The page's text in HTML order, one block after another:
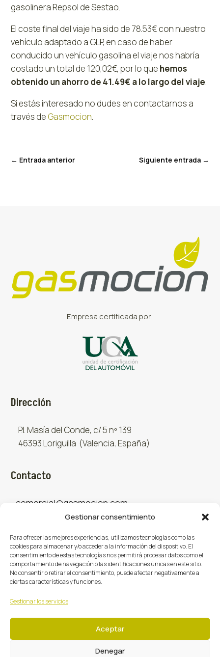
Gestionar consentimiento
Para ofrecer las mejores experiencias, utilizamos tecnologías como las
cookies para almacenar y/o acceder a la información del dispositivo. El
consentimiento de estas tecnologías nos permitirá procesar datos como el
comportamiento de navegación o las identificaciones únicas en este sitio.
No consentir o retirar el consentimiento, puede afectar negativamente a
ciertas características y funciones.
Gestionar los servicios
Aceptar
Denegar
gasolinera Repsol de Sestao.
El coste final del viaje ha sido de 78.53€ con nuestro
vehículo adaptado a GLP, en caso de haber
conducido un vehículo gasolina el viaje nos habría
costado un total de 120,02€, por lo que hemos
obtenido un ahorro de 41.49€ a lo largo del viaje
Si estás interesado no dudes en contactarnos a
través de Gasmocion
← Entrada anterior Siguiente entrada→
Empresa certificada por:
Dirección
P.I. Masía del Conde, c/ 5 nº 139
46393 Loriguilla (Valencia, España)
Contacto
comercial@gasmocion.com
Sociales
Gasmoción 2026 © Todos los derechos reservados.